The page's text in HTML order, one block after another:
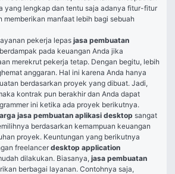
yang lengkap dan tentu saja adanya fitur-fitur
manfaat lebih bagi sebuah
pekerja lepas jasa pembuatan
pada keuangan Anda jika
merekrut pekerja tetap. Dengan begitu, lebih
anggaran. Hal ini karena Anda hanya
berdasarkan proyek yang dibuat. Jadi,
kontrak pun berakhir dan Anda dapat
ini ketika ada proyek berikutnya.
jasa pembuatan aplikasi desktop sangat
berdasarkan kemampuan keuangan
proyek. Keuntungan yang berikutnya
freelancer desktop application
dilakukan. Biasanya, jasa pembuatan
berbagai layanan. Contohnya saja,